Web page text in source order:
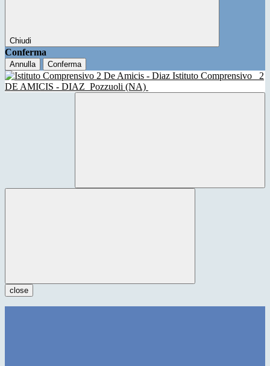
Chiudi
Conferma
Annulla Conferma
Istituto Comprensivo
2
DE AMICIS - DIAZ Pozzuoli (NA)
close